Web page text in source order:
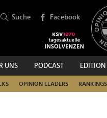
Suche Facebook
UNS PODCAST EDITION
OPINION LEADERS RANKINGS
SUCHEN